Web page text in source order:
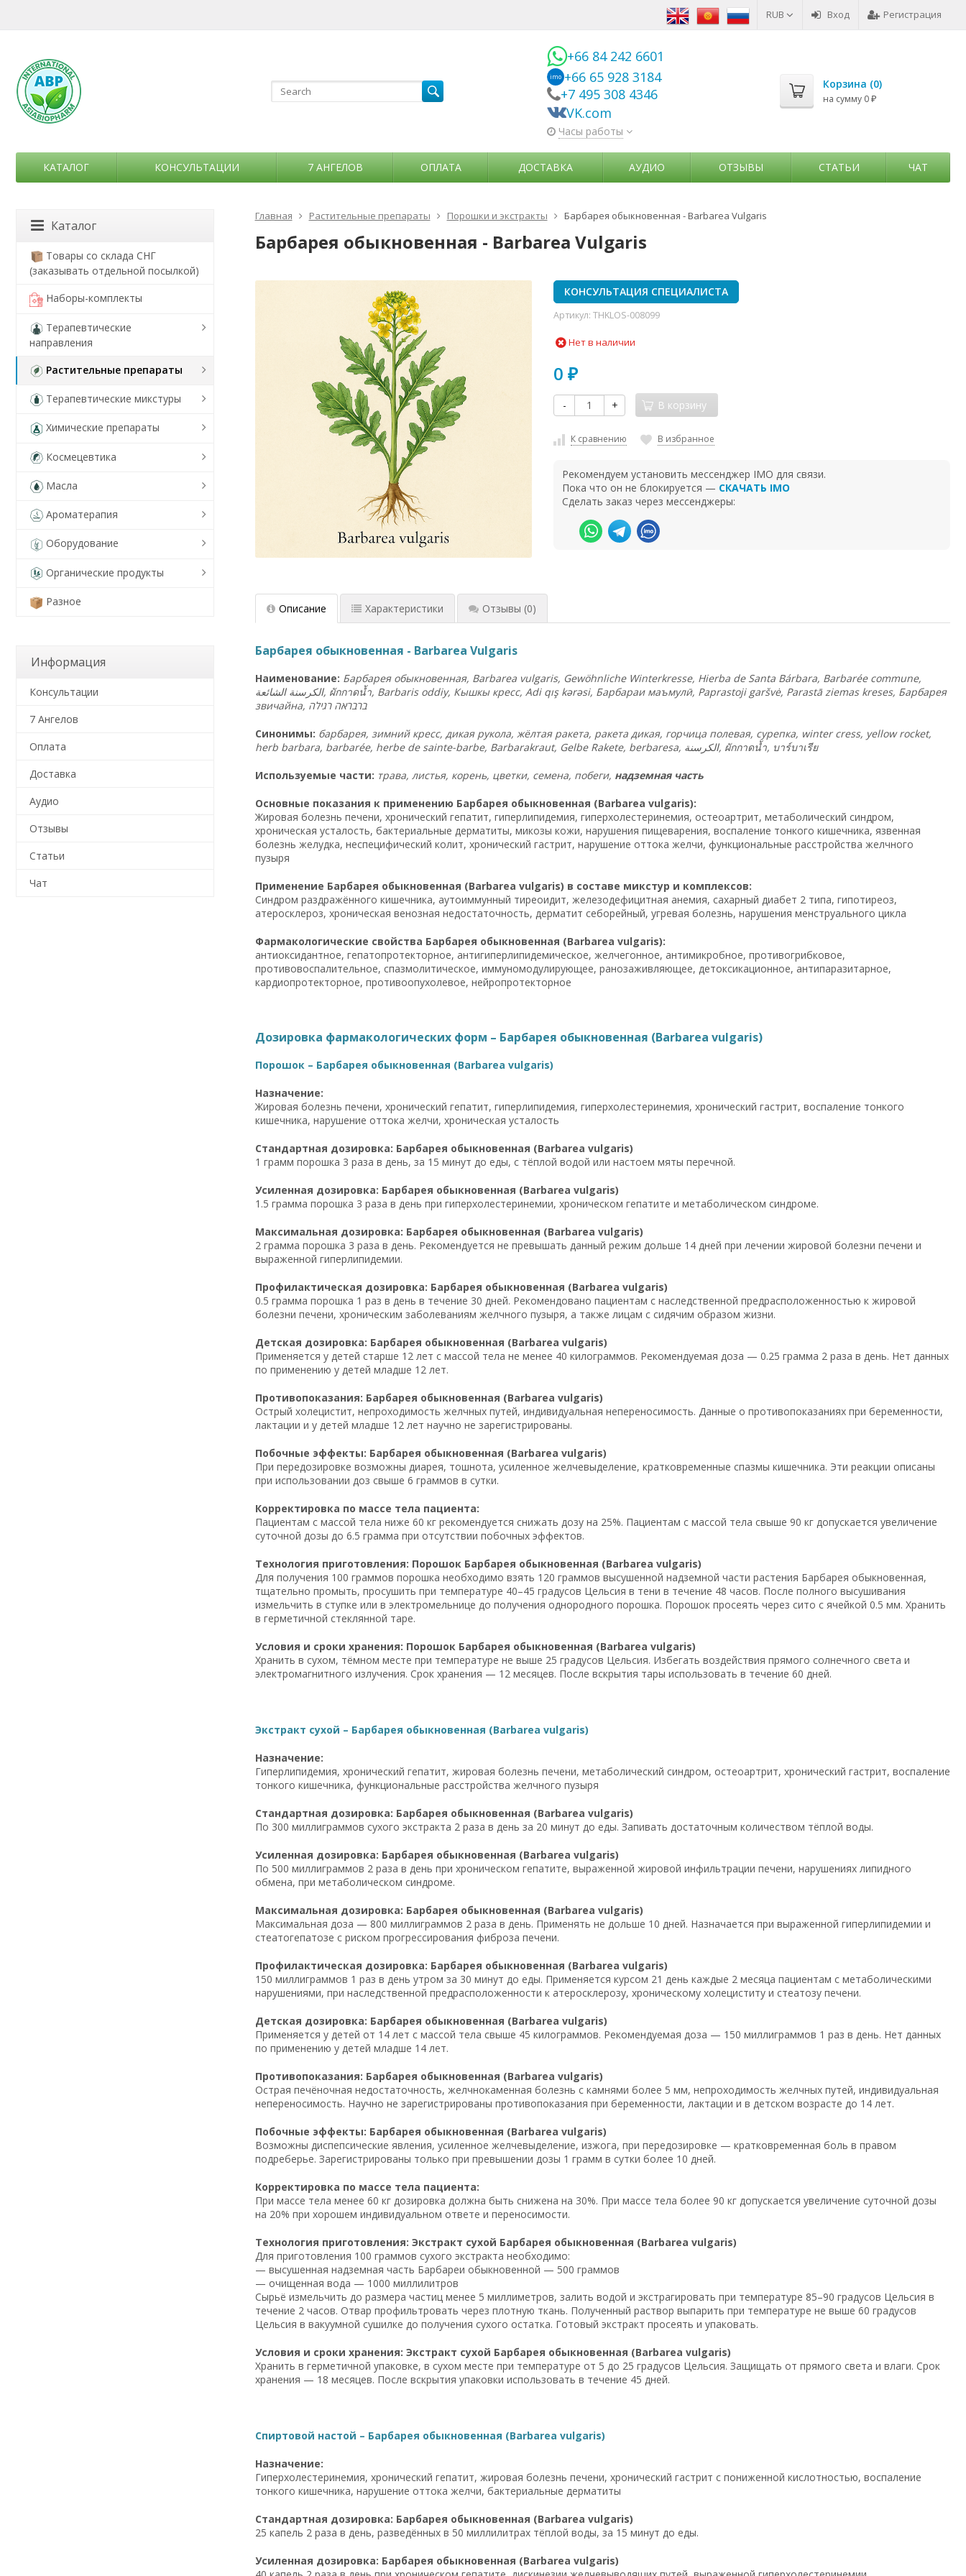
RUB Вход Регистрация
+66 84 242 6601
imo +66 65 928 3184
+7 495 308 4346
VK.com
Часы работы
Корзина (0)
на сумму 0 ₽
КАТАЛОГ КОНСУЛЬТАЦИИ 7 АНГЕЛОВ ОПЛАТА ДОСТАВКА АУДИО ОТЗЫВЫ СТАТЬИ ЧАТ
Главная Растительные препараты Порошки и экстракты Барбарея обыкновенная - Barbarea Vulgaris
Барбарея обыкновенная - Barbarea Vulgaris
КОНСУЛЬТАЦИЯ СПЕЦИАЛИСТА
Артикул:THKLOS-008099
Нет в наличии
0₽
- + В корзину
К сравнению В избранное
Рекомендуем установить мессенджер IMO для связи.
Пока что он не блокируется — СКАЧАТЬ IMO
Сделать заказ через мессенджеры:
Описание Характеристики Отзывы (0)
Барбарея обыкновенная - Barbarea Vulgaris
Наименование: Барбарея обыкновенная, Barbarea vulgaris, Gewöhnliche Winterkresse, Hierba de Santa Bárbara, Barbarée commune,
الكرسنة الشائعة , ผักกาดน้ำ, Barbaris oddiy, Кышкы кресс, Adi qış kərəsi, Барбараи маъмулӣ, Paprastoji garšvė, Parastā ziemas kreses, Барбарея
звичайна,
ברבראה רגילה
Синонимы: барбарея, зимний кресс, дикая рукола, жёлтая ракета, ракета дикая, горчица полевая, сурепка, winter cress, yellow rocket,
herb barbara, barbarée, herbe de sainte-barbe, Barbarakraut, Gelbe Rakete, berbaresa, الكرسنة, ผักกาดน้ำ, บาร์บาเรีย
Используемые части: трава, листья, корень, цветки, семена, побеги, надземная часть
Основные показания к применению Барбарея обыкновенная (Barbarea vulgaris):
Жировая болезнь печени, хронический гепатит, гиперлипидемия, гиперхолестеринемия, остеоартрит, метаболический синдром,
хроническая усталость, бактериальные дерматиты, микозы кожи, нарушения пищеварения, воспаление тонкого кишечника, язвенная
болезнь желудка, неспецифический колит, хронический гастрит, нарушение оттока желчи, функциональные расстройства желчного
пузыря
Применение Барбарея обыкновенная (Barbarea vulgaris) в составе микстур и комплексов:
Синдром раздражённого кишечника, аутоиммунный тиреоидит, железодефицитная анемия, сахарный диабет 2 типа, гипотиреоз,
атеросклероз, хроническая венозная недостаточность, дерматит себорейный, угревая болезнь, нарушения менструального цикла
Фармакологические свойства Барбарея обыкновенная (Barbarea vulgaris):
антиоксидантное, гепатопротекторное, антигиперлипидемическое, желчегонное, антимикробное, противогрибковое,
противовоспалительное, спазмолитическое, иммуномодулирующее, ранозаживляющее, детоксикационное, антипаразитарное,
кардиопротекторное, противоопухолевое, нейропротекторное
Дозировка фармакологических форм – Барбарея обыкновенная (Barbarea vulgaris)
Порошок – Барбарея обыкновенная (Barbarea vulgaris)
Назначение:
Жировая болезнь печени, хронический гепатит, гиперлипидемия, гиперхолестеринемия, хронический гастрит, воспаление тонкого
кишечника, нарушение оттока желчи, хроническая усталость
Стандартная дозировка: Барбарея обыкновенная (Barbarea vulgaris)
1 грамм порошка 3 раза в день, за 15 минут до еды, с тёплой водой или настоем мяты перечной.
Усиленная дозировка: Барбарея обыкновенная (Barbarea vulgaris)
1.5 грамма порошка 3 раза в день при гиперхолестеринемии, хроническом гепатите и метаболическом синдроме.
Максимальная дозировка: Барбарея обыкновенная (Barbarea vulgaris)
2 грамма порошка 3 раза в день. Рекомендуется не превышать данный режим дольше 14 дней при лечении жировой болезни печени и
выраженной гиперлипидемии.
Профилактическая дозировка: Барбарея обыкновенная (Barbarea vulgaris)
0.5 грамма порошка 1 раз в день в течение 30 дней. Рекомендовано пациентам с наследственной предрасположенностью к жировой
болезни печени, хроническим заболеваниям желчного пузыря, а также лицам с сидячим образом жизни.
Детская дозировка: Барбарея обыкновенная (Barbarea vulgaris)
Применяется у детей старше 12 лет с массой тела не менее 40 килограммов. Рекомендуемая доза — 0.25 грамма 2 раза в день. Нет данных
по применению у детей младше 12 лет.
Противопоказания: Барбарея обыкновенная (Barbarea vulgaris)
Острый холецистит, непроходимость желчных путей, индивидуальная непереносимость. Данные о противопоказаниях при беременности,
лактации и у детей младше 12 лет научно не зарегистрированы.
Побочные эффекты: Барбарея обыкновенная (Barbarea vulgaris)
При передозировке возможны диарея, тошнота, усиленное желчевыделение, кратковременные спазмы кишечника. Эти реакции описаны
при использовании доз свыше 6 граммов в сутки.
Корректировка по массе тела пациента:
Пациентам с массой тела ниже 60 кг рекомендуется снижать дозу на 25%. Пациентам с массой тела свыше 90 кг допускается увеличение
суточной дозы до 6.5 грамма при отсутствии побочных эффектов.
Технология приготовления: Порошок Барбарея обыкновенная (Barbarea vulgaris)
Для получения 100 граммов порошка необходимо взять 120 граммов высушенной надземной части растения Барбарея обыкновенная,
тщательно промыть, просушить при температуре 40–45 градусов Цельсия в тени в течение 48 часов. После полного высушивания
измельчить в ступке или в электромельнице до получения однородного порошка. Порошок просеять через сито с ячейкой 0.5 мм. Хранить
в герметичной стеклянной таре.
Условия и сроки хранения: Порошок Барбарея обыкновенная (Barbarea vulgaris)
Хранить в сухом, тёмном месте при температуре не выше 25 градусов Цельсия. Избегать воздействия прямого солнечного света и
электромагнитного излучения. Срок хранения — 12 месяцев. После вскрытия тары использовать в течение 60 дней.
Экстракт сухой – Барбарея обыкновенная (Barbarea vulgaris)
Назначение:
Гиперлипидемия, хронический гепатит, жировая болезнь печени, метаболический синдром, остеоартрит, хронический гастрит, воспаление
тонкого кишечника, функциональные расстройства желчного пузыря
Стандартная дозировка: Барбарея обыкновенная (Barbarea vulgaris)
По 300 миллиграммов сухого экстракта 2 раза в день за 20 минут до еды. Запивать достаточным количеством тёплой воды.
Усиленная дозировка: Барбарея обыкновенная (Barbarea vulgaris)
По 500 миллиграммов 2 раза в день при хроническом гепатите, выраженной жировой инфильтрации печени, нарушениях липидного
обмена, при метаболическом синдроме.
Максимальная дозировка: Барбарея обыкновенная (Barbarea vulgaris)
Максимальная доза — 800 миллиграммов 2 раза в день. Применять не дольше 10 дней. Назначается при выраженной гиперлипидемии и
стеатогепатозе с риском прогрессирования фиброза печени.
Профилактическая дозировка: Барбарея обыкновенная (Barbarea vulgaris)
150 миллиграммов 1 раз в день утром за 30 минут до еды. Применяется курсом 21 день каждые 2 месяца пациентам с метаболическими
нарушениями, при наследственной предрасположенности к атеросклерозу, хроническому холециститу и стеатозу печени.
Детская дозировка: Барбарея обыкновенная (Barbarea vulgaris)
Применяется у детей от 14 лет с массой тела свыше 45 килограммов. Рекомендуемая доза — 150 миллиграммов 1 раз в день. Нет данных
по применению у детей младше 14 лет.
Противопоказания: Барбарея обыкновенная (Barbarea vulgaris)
Острая печёночная недостаточность, желчнокаменная болезнь с камнями более 5 мм, непроходимость желчных путей, индивидуальная
непереносимость. Научно не зарегистрированы противопоказания при беременности, лактации и в детском возрасте до 14 лет.
Побочные эффекты: Барбарея обыкновенная (Barbarea vulgaris)
Возможны диспепсические явления, усиленное желчевыделение, изжога, при передозировке — кратковременная боль в правом
подреберье. Зарегистрированы только при превышении дозы 1 грамм в сутки более 10 дней.
Корректировка по массе тела пациента:
При массе тела менее 60 кг дозировка должна быть снижена на 30%. При массе тела более 90 кг допускается увеличение суточной дозы
на 20% при хорошем индивидуальном ответе и переносимости.
Технология приготовления: Экстракт сухой Барбарея обыкновенная (Barbarea vulgaris)
Для приготовления 100 граммов сухого экстракта необходимо:
— высушенная надземная часть Барбареи обыкновенной — 500 граммов
— очищенная вода — 1000 миллилитров
Сырьё измельчить до размера частиц менее 5 миллиметров, залить водой и экстрагировать при температуре 85–90 градусов Цельсия в
течение 2 часов. Отвар профильтровать через плотную ткань. Полученный раствор выпарить при температуре не выше 60 градусов
Цельсия в вакуумной сушилке до получения сухого остатка. Готовый экстракт просеять и упаковать.
Условия и сроки хранения: Экстракт сухой Барбарея обыкновенная (Barbarea vulgaris)
Хранить в герметичной упаковке, в сухом месте при температуре от 5 до 25 градусов Цельсия. Защищать от прямого света и влаги. Срок
хранения — 18 месяцев. После вскрытия упаковки использовать в течение 45 дней.
Спиртовой настой – Барбарея обыкновенная (Barbarea vulgaris)
Назначение:
Гиперхолестеринемия, хронический гепатит, жировая болезнь печени, хронический гастрит с пониженной кислотностью, воспаление
тонкого кишечника, нарушение оттока желчи, бактериальные дерматиты
Стандартная дозировка: Барбарея обыкновенная (Barbarea vulgaris)
25 капель 2 раза в день, разведённых в 50 миллилитрах тёплой воды, за 15 минут до еды.
Усиленная дозировка: Барбарея обыкновенная (Barbarea vulgaris)
Каталог
Товары со склада СНГ
(заказывать отдельной посылкой)
Наборы-комплекты
Терапевтические
направления
Растительные препараты
Терапевтические микстуры
Химические препараты
Космецевтика
Масла
Ароматерапия
Оборудование
Органические продукты
Разное
Информация
Консультации
7 Ангелов
Оплата
Доставка
Аудио
Отзывы
Статьи
Чат